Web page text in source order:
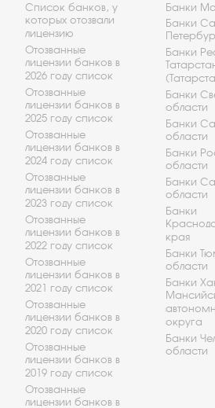
Список банков, у
которых отозвали
лицензию
Отозванные
лицензии банков в
2026 году список
Отозванные
лицензии банков в
2025 году список
Отозванные
лицензии банков в
2024 году список
Отозванные
лицензии банков в
2023 году список
Отозванные
лицензии банков в
2022 году список
Отозванные
лицензии банков в
2021 году список
Отозванные
лицензии банков в
2020 году список
Отозванные
лицензии банков в
2019 году список
Отозванные
лицензии банков в
Банки
Банки
Банки
Банки
области
Банки
области
Банки
области
Банки
области
Банки
края
Банки
области
Банки
округа
Банки
области